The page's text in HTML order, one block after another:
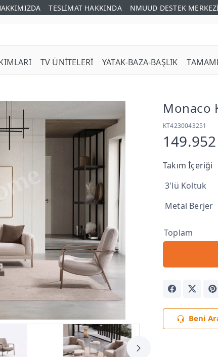
TESLİMAT HAKKINDA NMUUD DESTEK
TV ÜNİTELERİ YATAK-BAZA-BAŞLIK
Monaco
KT4230043251
Takım İçeriği
3'lü Koltuk
Metal Berjer
Toplam
Beni